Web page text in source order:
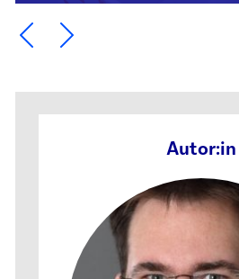
Ein Element zurück blättern
Ein Element weiter
Autor:in